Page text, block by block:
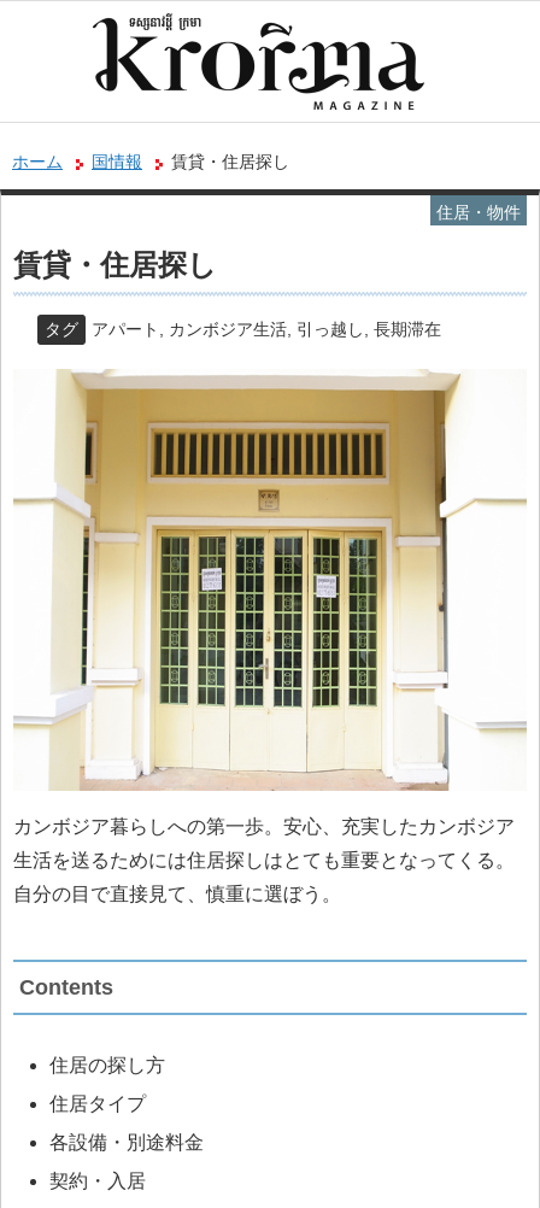
ホーム 国情報 賃貸・住居探し
住居・物件
賃貸・住居探し
タグ アパート カンボジア生活 引っ越し 長期滞在
カンボジア暮らしへの第一歩。安心、充実したカンボジア
生活を送るためには住居探しはとても重要となってくる。
自分の目で直接見て、慎重に選ぼう。
Contents
住居の探し方
住居タイプ
各設備・別途料金
契約・入居